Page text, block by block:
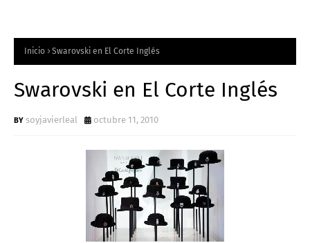
Inicio Swarovski en El Corte Inglés
Swarovski en El Corte Inglés
soyjavierleal octubre 11, 2010